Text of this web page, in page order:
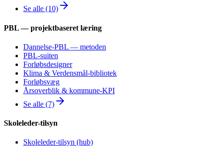
Se alle (10)
PBL — projektbaseret læring
Dannelse-PBL — metoden
PBL-suiten
Forløbsdesigner
Klima & Verdensmål-bibliotek
Forløbsvæg
Årsoverblik & kommune-KPI
Se alle (7)
Skoleleder-tilsyn
Skoleleder-tilsyn (hub)